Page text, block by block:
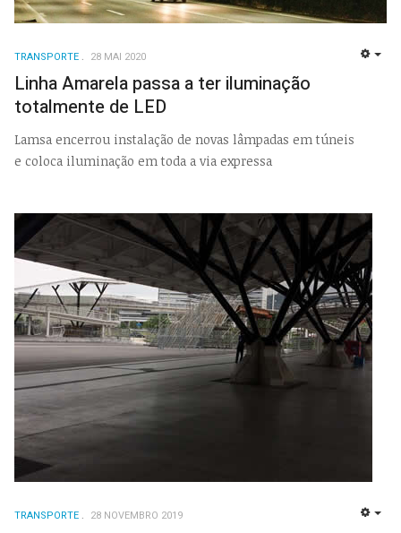
TRANSPORTE 28 MAI 2020
Linha Amarela passa a ter iluminação
totalmente de LED
Lamsa encerrou instalação de novas lâmpadas em túneis
e coloca iluminação em toda a via expressa
TRANSPORTE 28 NOVEMBRO 2019